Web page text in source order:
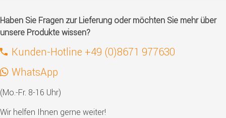
Haben Sie Fragen zur Lieferung oder möchten Sie mehr über
unsere Produkte wissen?
Kunden-Hotline +49 (0)8671 977630
WhatsApp
(Mo.-Fr. 8-16 Uhr)
Wir helfen Ihnen gerne weiter!